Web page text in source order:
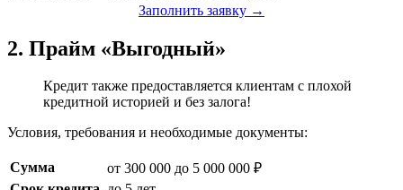
Заполнить заявку →
2. Прайм «Выгодный»
Кредит также предоставляется клиентам с плохой
кредитной историей и без залога!
Условия, требования и необходимые документы:
Сумма
от 300 000 до 5 000 000 ₽